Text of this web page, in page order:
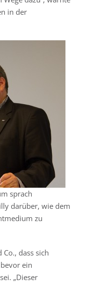
in der
sprach
darüber, wie dem
zu
dass sich
ein
„Dieser